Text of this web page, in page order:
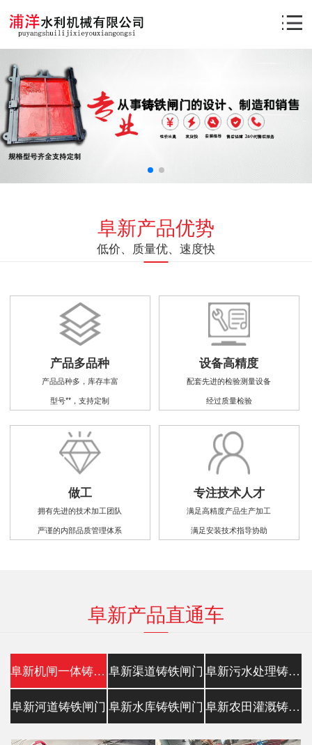
阜新产品优势
低价、质量优、速度快
产品多品种
产品品种多，库存丰富
型号**，支持定制
设备高精度
配套先进的检验测量设备
经过质量检验
做工
拥有先进的技术加工团队
严谨的内部品质管理体系
专注技术人才
满足高精度产品生产加工
满足安装技术指导协助
阜新产品直通车
阜新机闸一体铸铁闸门 阜新渠道铸铁闸门 阜新污水处理铸铁镶铜闸门
阜新河道铸铁闸门 阜新水库铸铁闸门 阜新农田灌溉铸铁闸门